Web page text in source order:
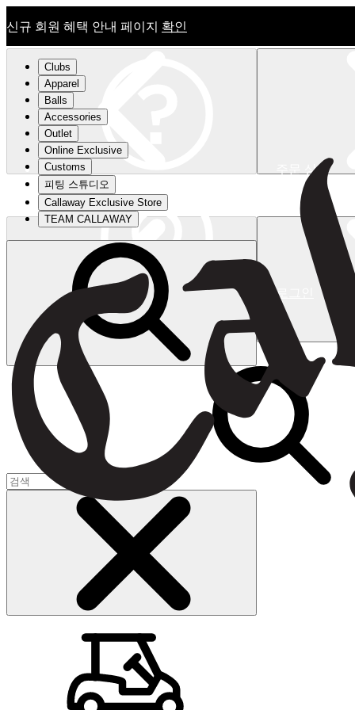
신규 회원 혜택 안내 페이지 확인
신규 회원 혜택 안내 페이지확인
주문 상태
로그인
장바구니
Clubs
Apparel
Balls
Accessories
Outlet
Online Exclusive
Customs
피팅 스튜디오
Callaway Exclusive Store
TEAM CALLAWAY